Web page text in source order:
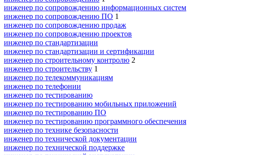
инженер по сопровождению информационных систем
инженер по сопровождению ПО 1
инженер по сопровождению продаж
инженер по сопровождению проектов
инженер по стандартизации
инженер по стандартизации и сертификации
инженер по строительному контролю 2
инженер по строительству 1
инженер по телекоммуникациям
инженер по телефонии
инженер по тестированию
инженер по тестированию мобильных приложений
инженер по тестированию ПО
инженер по тестированию программного обеспечения
инженер по технике безопасности
инженер по технической документации
инженер по технической поддержке